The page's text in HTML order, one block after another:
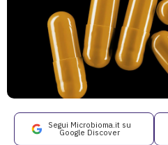
Segui Microbioma.it su
Google Discover